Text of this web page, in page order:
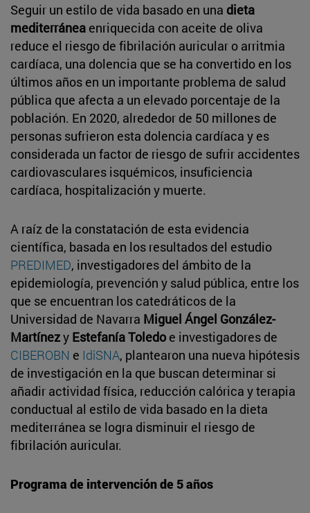
Seguir un estilo de vida basado en una dieta
mediterránea enriquecida con aceite de oliva
reduce el riesgo de fibrilación auricular o arritmia
cardíaca, una dolencia que se ha convertido en los
últimos años en un importante problema de salud
pública que afecta a un elevado porcentaje de la
población. En 2020, alrededor de 50 millones de
personas sufrieron esta dolencia cardíaca y es
considerada un factor de riesgo de sufrir accidentes
cardiovasculares isquémicos, insuficiencia
cardíaca, hospitalización y muerte.
A raíz de la constatación de esta evidencia
científica, basada en los resultados del estudio
PREDIMED, investigadores del ámbito de la
epidemiología, prevención y salud pública, entre los
que se encuentran los catedráticos de la
Universidad de Navarra Miguel Ángel González-
Martínezy Estefanía Toledo e investigadores de
CIBEROBN e IdiSNA, plantearon una nueva hipótesis
de investigación en la que buscan determinar si
añadir actividad física, reducción calórica y terapia
conductual al estilo de vida basado en la dieta
mediterránea se logra disminuir el riesgo de
fibrilación auricular.
Programa de intervención de 5 años